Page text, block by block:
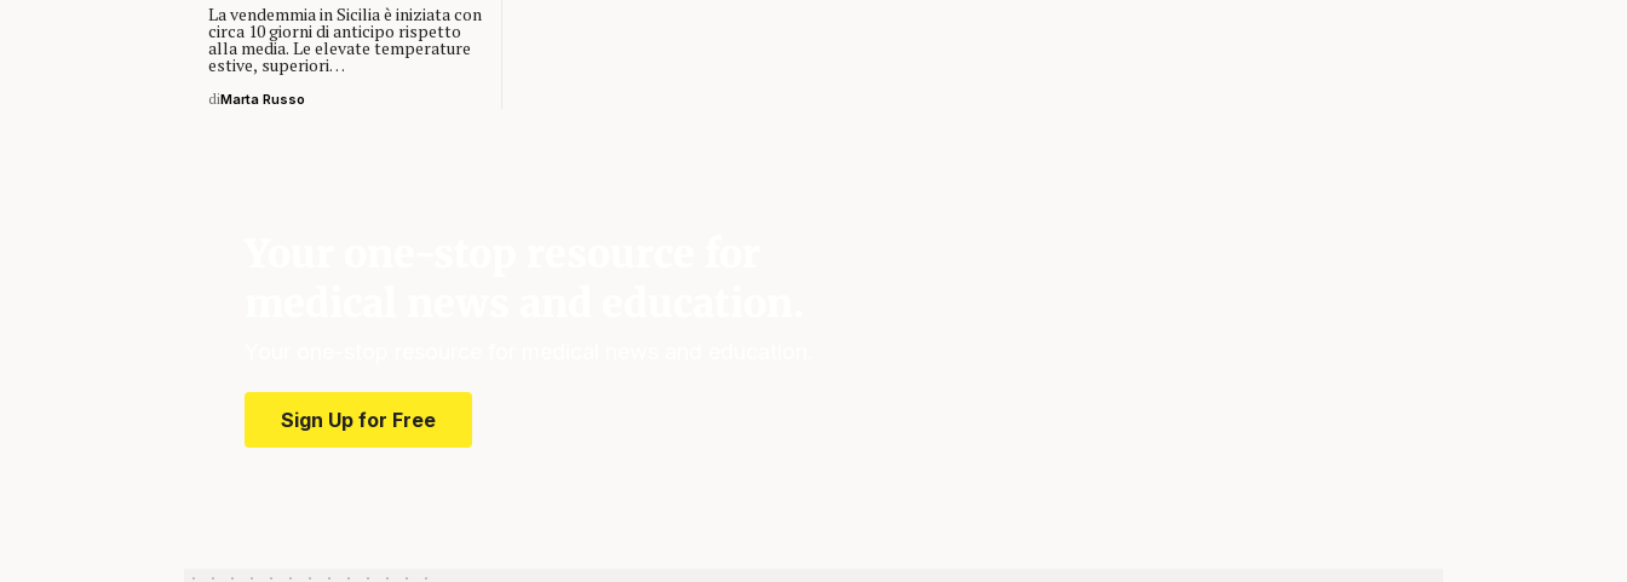
La vendemmia in Sicilia è iniziata con
circa 10 giorni di anticipo rispetto
alla media. Le elevate temperature
estive, superiori…
diMarta Russo
Sign Up for Free